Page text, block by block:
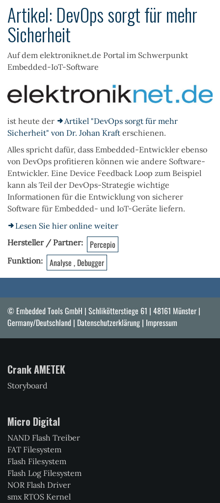
Artikel: DevOps sorgt für mehr
Sicherheit
Auf dem elektroniknet.de Portal im Schwerpunkt
Embedded-IoT-Software
ist heute der
Artikel "DevOps sorgt für mehr
Sicherheit" von Dr. Johan Kraft erschienen.
Alles spricht dafür, dass Embedded-Entwickler ebenso
von DevOps profitieren können wie andere Software-
Entwickler. Eine Device Feedback Loop zum Beispiel
kann als Teil der DevOps-Strategie wichtige
Informationen für die Entwicklung von sicherer
Software für Embedded- und IoT-Geräte liefern.
Lesen Sie hier online weiter
Hersteller / Partner
Percepio
Funktion Analyse , Debugger
© Embedded Tools GmbH | Schlikötterstiege 61 | 48161 Münster |
Germany/Deutschland | Datenschutzerklärung | Impressum
Crank AMETEK
Storyboard
Micro Digital
NAND Flash Treiber
FAT Filesystem
Flash Filesystem
Flash Log Filesystem
NOR Flash Driver
smx RTOS Kernel